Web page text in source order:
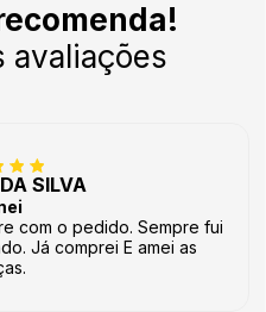
avaliações
SILVA
com o pedido. Sempre fui
Já comprei E amei as